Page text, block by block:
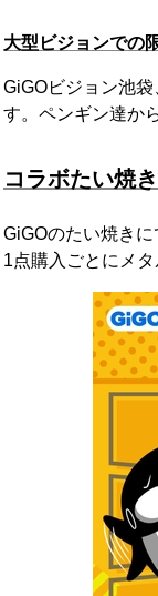
大型ビジョンでの
GiGOビジョン池
す。ペンギン達か
コラボたい焼
GiGOのたい焼き
1点購入ごとにメ